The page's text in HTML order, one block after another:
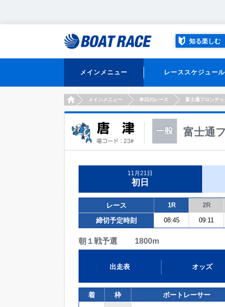
知る楽しむ
メインメニュー レーススケジュール
HOMEメインメニュー 本日のレース 富士通フロンテッ
富士通
11月21日
初日
レース 1R 2R
締切予定時刻 08:45 09:11
朝１戦予選 1800m
出走表 オッズ
着 枠 ボートレーサー